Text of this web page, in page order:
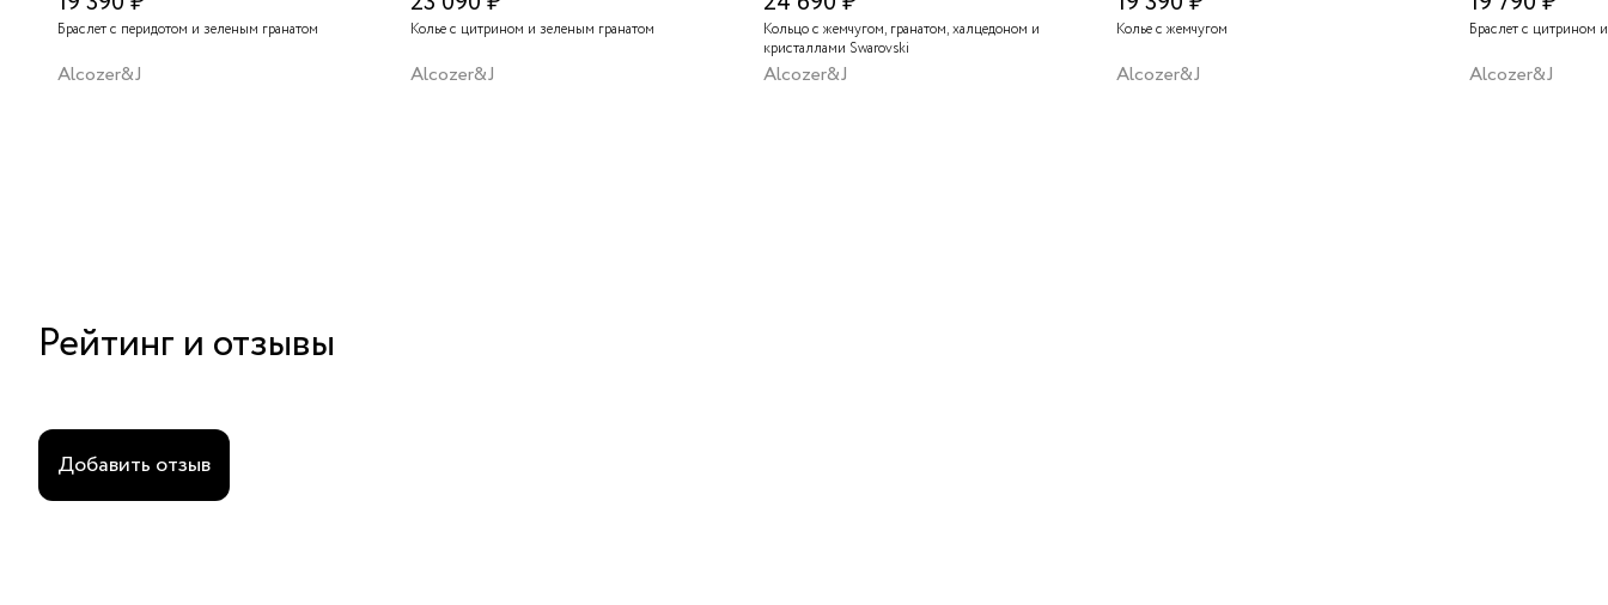
Браслет с перидотом и зеленым гранатом
Alcozer&J
Колье с цитрином и зеленым гранатом
Alcozer&J
Кольцо с жемчугом, гранатом, халцедоном и
кристаллами Swarovski
Alcozer&J
Колье с жемчугом
Alcozer&J
Браслет с цитрином
Alcozer&J
Рейтинг и отзывы
Добавить отзыв